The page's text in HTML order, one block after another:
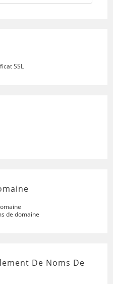
to
SSL
de domaine
De Noms De